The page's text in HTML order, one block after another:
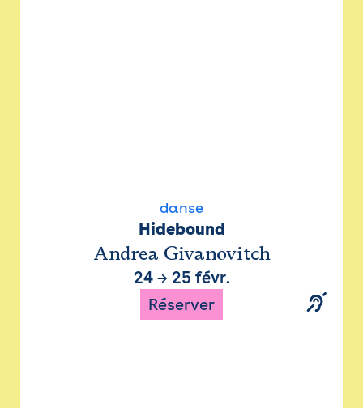
danse
Hidebound
Andrea Givanovitch
24→ 25 févr.
Réserver